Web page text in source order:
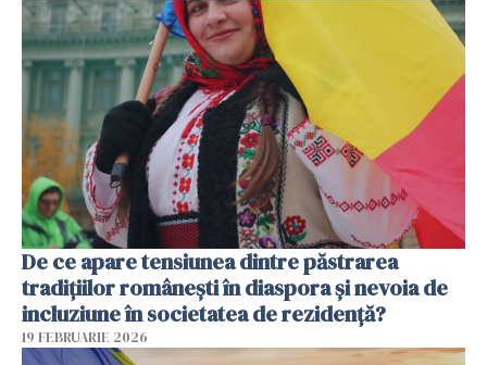
De ce apare tensiunea dintre păstrarea
tradițiilor românești în diaspora și nevoia de
incluziune în societatea de rezidență?
19 FEBRUARIE 2026